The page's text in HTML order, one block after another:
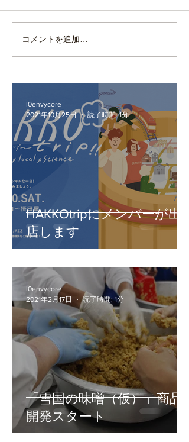
「雪国の味噌（仮）」商
品開発スタート
コメントを追加…
HAKKOtripにメンバーが出
店します
l0envycore
2021年10月25日
読了時間: 1分
「雪国の味噌（仮）」商品
開発スタート
l0envycore
2021年2月17日
読了時間: 1分